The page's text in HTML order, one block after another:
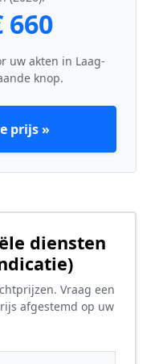
660
uw akten in Laag-
knop.
prijs »
diensten
Vraag een
afgestemd op uw